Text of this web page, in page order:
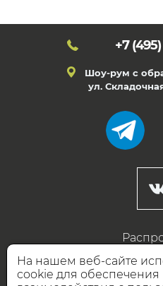
+7 (495)
Шоу-рум с
ул.
Готовые
На нашем веб-сайте
cookie для